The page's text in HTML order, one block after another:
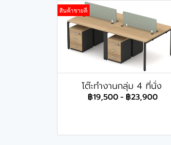
สินค้าขายดี
โต๊ะทำงานกลุ่ม 4 ที่นั่ง
฿19,500- ฿23,900